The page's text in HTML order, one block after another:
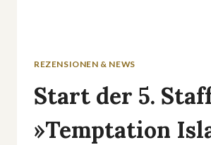
REZENSIONEN & NEWS
Start der 5.
»Temptation